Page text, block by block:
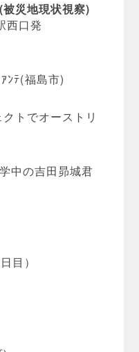
被災地現状視察)
口発
ﾝﾃ(福島市)
トでオーストリ
中の吉田昴城君
目）